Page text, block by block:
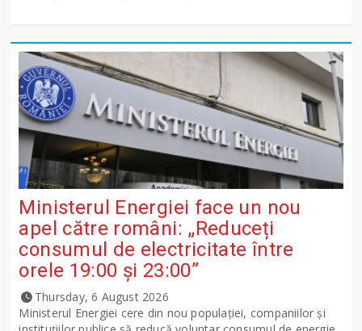
Ministerul Energiei face un nou
apel către români: „Reduceți
consumul de electricitate între
orele 19:00 și 23:00”
Thursday, 6 August 2026
Ministerul Energiei cere din nou populației, companiilor și